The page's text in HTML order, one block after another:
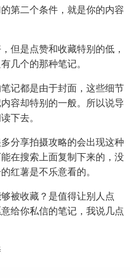
二个条件，就是你的内容
是点赞和收藏特别的低，
几个的那种笔记。
都是由于封面，这些细节
容却特别的一般。所以说导
下去。
享拍摄攻略的会出现这种
在搜索上面复制下来的，没
红薯是不乐意看的。
收藏？是值得让别人点
给你私信的笔记，我说几点